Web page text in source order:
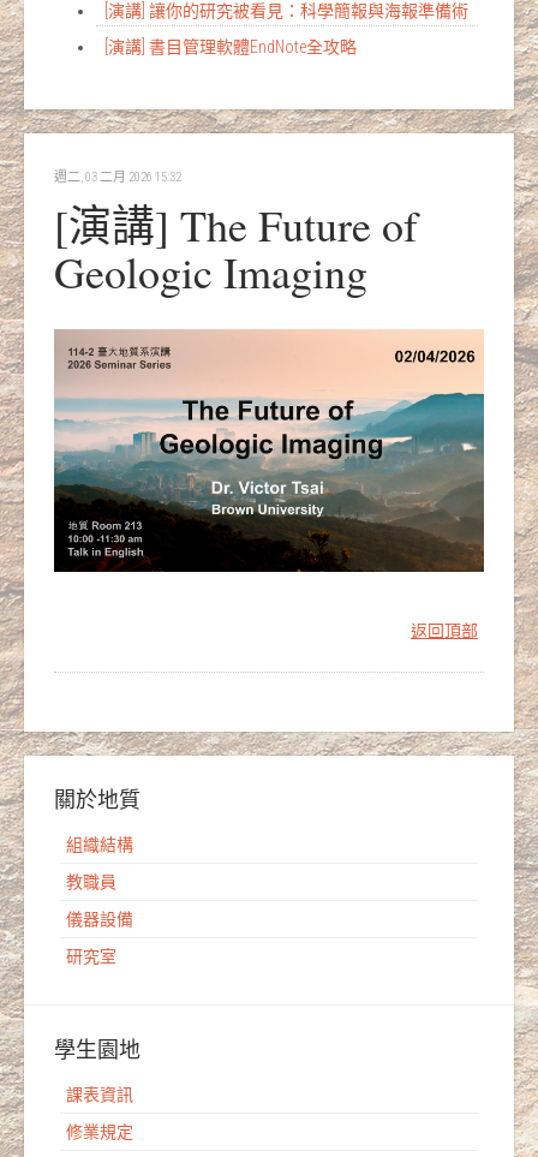
[演講] 讓你的研究被看見：科學簡報與海報準備術
[演講] 書目管理軟體EndNote全攻略
週二, 03 二月 2026 15:32
[演講] The Future of
Geologic Imaging
返回頂部
關於地質
組織結構
教職員
儀器設備
研究室
學生園地
課表資訊
修業規定